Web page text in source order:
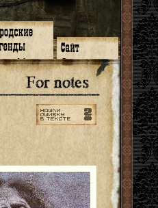
14
13
11
12
9
6
⇐
О нас
ЧаВо
Поиск
Ссылки
Карта сайта